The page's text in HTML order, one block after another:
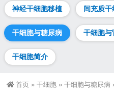
专业干细胞治疗糖尿病资讯与深度
神经干细胞移植 间充质干
干细胞与糖尿病 干细胞与
干细胞简介
首页 » 干细胞 » 干细胞与糖尿病